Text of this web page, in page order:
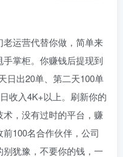
运营代替你做，简单来
掌柜。你赚钱后提现到
日出20单、第二天100单
收入4K+以上。刷新你的
，没有过时的平台，赚
100名合作伙伴，公司
犹豫，不要你的钱，一